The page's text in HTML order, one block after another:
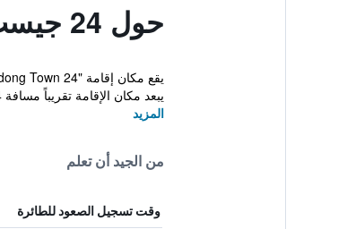
حول 24 جيست هاوس مييونجدونج تاون
يبعد مكان الإقامة تقريباً مسافة 1.4 كم عن متجر دونغهوا...
المزيد
من الجيد أن تعلم
وقت تسجيل الصعود للطائرة